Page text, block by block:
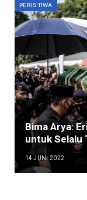
PERISTIWA
Bima Arya:
untuk Selalu
14 JUNI 2022